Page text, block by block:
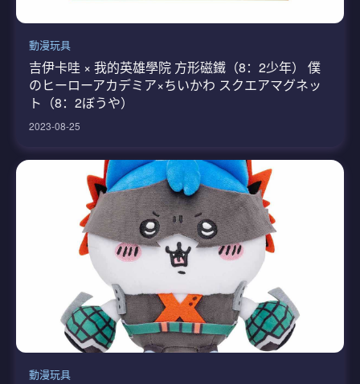
動漫玩具
吉伊卡哇 × 我的英雄學院 方形磁鐵（8：2少年） 僕
のヒーローアカデミア×ちいかわ スクエアマグネッ
ト（8：2ぼうや）
2023-08-25
動漫玩具